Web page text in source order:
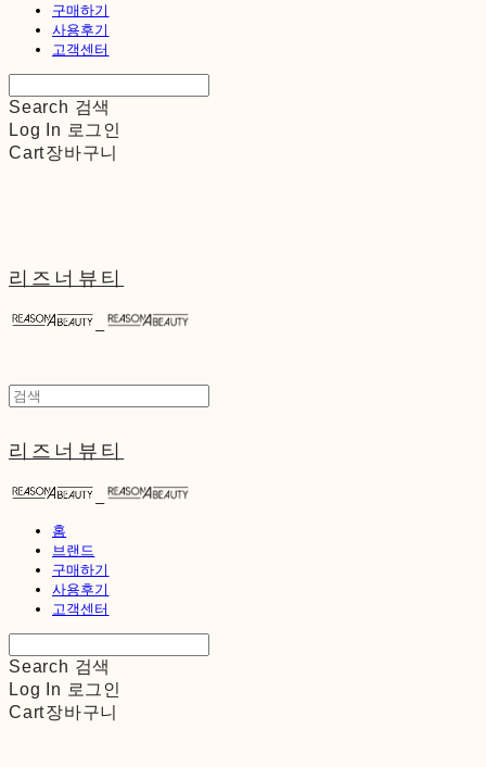
구매하기
사용후기
고객센터
Search 검색
Log In 로그인
Cart장바구니
리즈너뷰티
리즈너뷰티
홈
브랜드
구매하기
사용후기
고객센터
Search 검색
Log In 로그인
Cart장바구니